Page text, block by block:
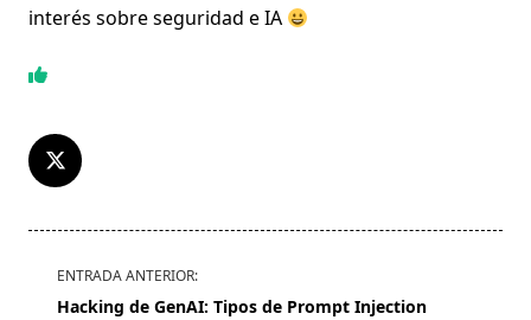
interés sobre seguridad e IA
<span
class="nav-
ENTRADA ANTERIOR:
Hacking de GenAI: Tipos de Prompt Injection